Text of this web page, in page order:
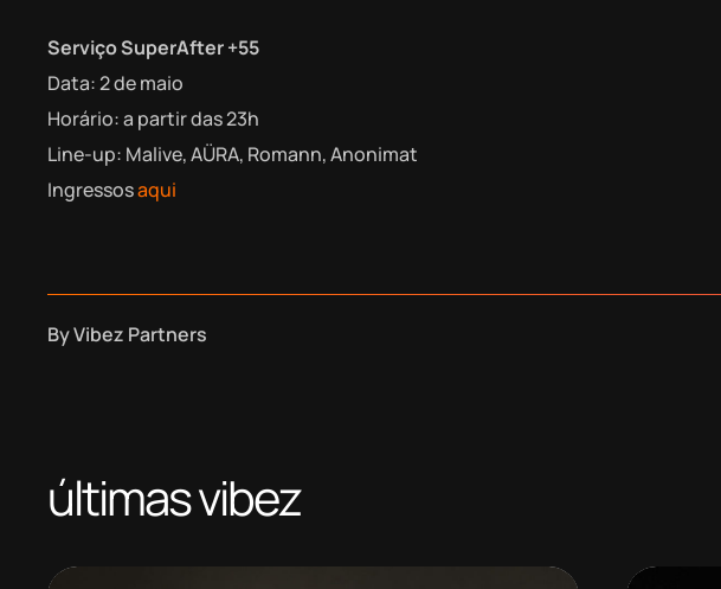
Serviço SuperAfter +55
Data: 2 de maio
Horário: a partir das 23h
Line-up: Malive, AÜRA, Romann, Anonimat
Ingressosaqui
ByVibez Partners
últimas vibez